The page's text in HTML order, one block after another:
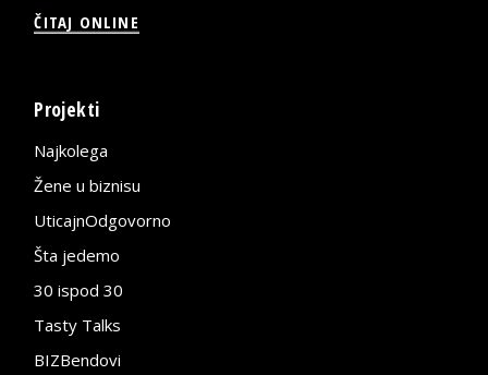
ČITAJ ONLINE
Projekti
Najkolega
Žene u biznisu
UticajnOdgovorno
Šta jedemo
30 ispod 30
Tasty Talks
BIZBendovi